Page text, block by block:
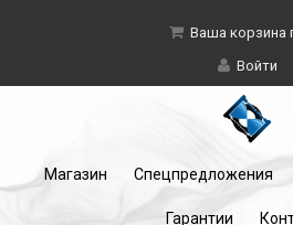
Ваша корзина
Войти
Магазин Спецпредложения
Гарантии